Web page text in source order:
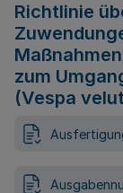
Richtlinie
zum
(Vespa